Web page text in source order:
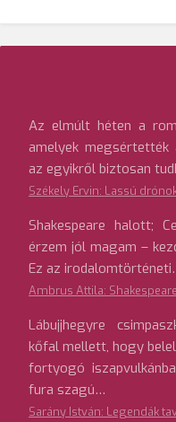
Az elmúlt héten a
amelyek
az egyikről biztosan
Székely Ervin: Lassú
Shakespeare halott;
érzem jól magam –
Ez az
Ambrus Attila:
Lábujjhegyre
kőfal mellett, hogy
fortyogó
fura szagú…
Sarány István: Legendák